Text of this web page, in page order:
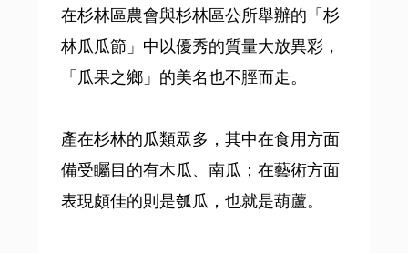
在杉林區農會與杉林區公所舉辦的「杉
林瓜瓜節」中以優秀的質量大放異彩，
「瓜果之鄉」的美名也不脛而走。
產在杉林的瓜類眾多，其中在食用方面
備受矚目的有木瓜、南瓜；在藝術方面
表現頗佳的則是瓠瓜，也就是葫蘆。